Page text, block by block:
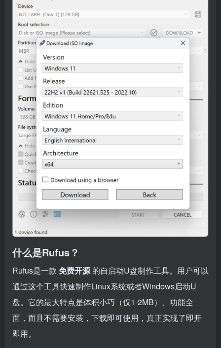
什么是Rufus？
Rufus是一款 免费开源的自启动U盘制作工具。用户可以
通过这个工具快速制作Linux系统或者Windows启动U
盘。它的最大特点是体积小巧（仅1-2MB）、功能全
面，而且不需要安装，下载即可使用，真正实现了即开
即用。